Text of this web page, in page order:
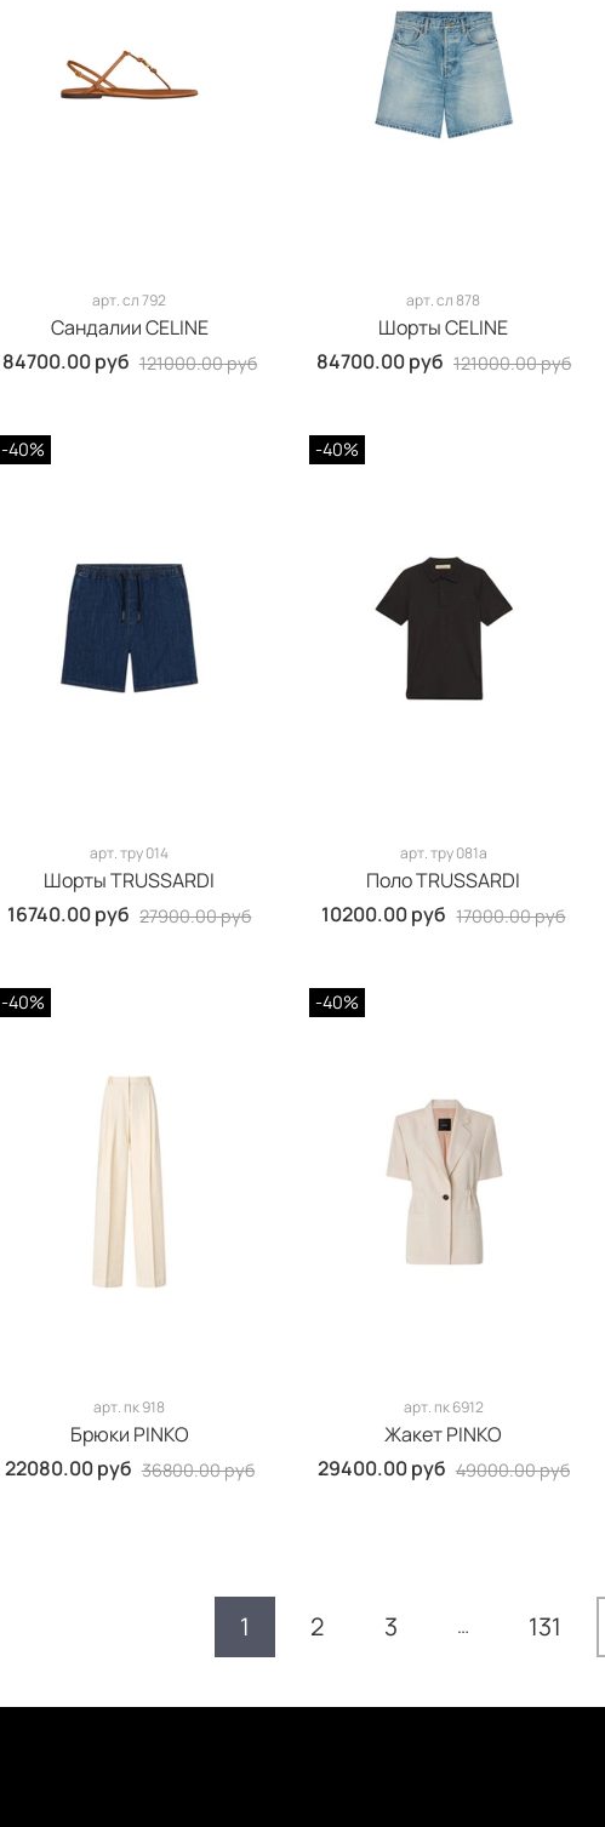
арт.сл 792
Сандалии CELINE
84700.00 руб 121000.00 руб
арт.сл 878
Шорты CELINE
84700.00 руб 121000.00 руб
-40%
арт.тру 014
Шорты TRUSSARDI
16740.00 руб 27900.00 руб
-40%
арт.тру 081а
Поло TRUSSARDI
10200.00 руб 17000.00 руб
-40%
арт. пк 918
Брюки PINKO
22080.00 руб 36800.00 руб
-40%
арт. пк 6912
Жакет PINKO
29400.00 руб 49000.00 руб
1 2 3 … 131